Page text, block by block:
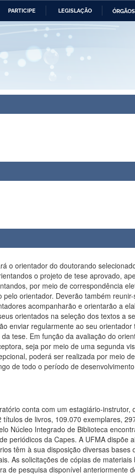
PARTICIPE LEGISLAÇÃO
da Economia Ministério da
Comunicações
o orientador do doutorando
o projeto de tese aprovado,
por meio de correspondência
orientador. Deverão também
acompanharão e orientarão a
orientados na seleção dos textos a
enviar regularmente ao seu orientador
tese. Em função da avaliação do
seja por meio de uma segunda
poderá ser realizada por meio
de todo o período de
conta com um estagiário-instrutor,
de livros, 109.070 exemplares,
Núcleo Integrado de Biblioteca
periódicos da Capes. A UFMA dispõe
têm à sua disposição diversas bases
As solicitações de cópias de